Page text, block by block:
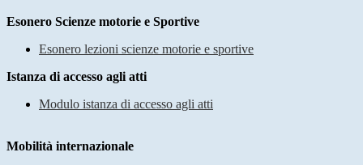
Esonero Scienze motorie e Sportive
Esonero lezioni scienze motorie e sportive
Istanza di accesso agli atti
Modulo istanza di accesso agli atti
Mobilità internazionale